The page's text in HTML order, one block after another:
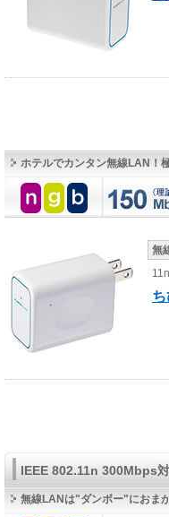
ホテルでカンタン無線LAN！
無
IEEE 802.11n 300Mbps
無線LANは"ダンボー"におま